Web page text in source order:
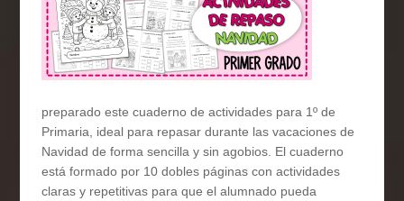
preparado este cuaderno de actividades para 1º de
Primaria, ideal para repasar durante las vacaciones de
Navidad de forma sencilla y sin agobios. El cuaderno
está formado por 10 dobles páginas con actividades
claras y repetitivas para que el alumnado pueda